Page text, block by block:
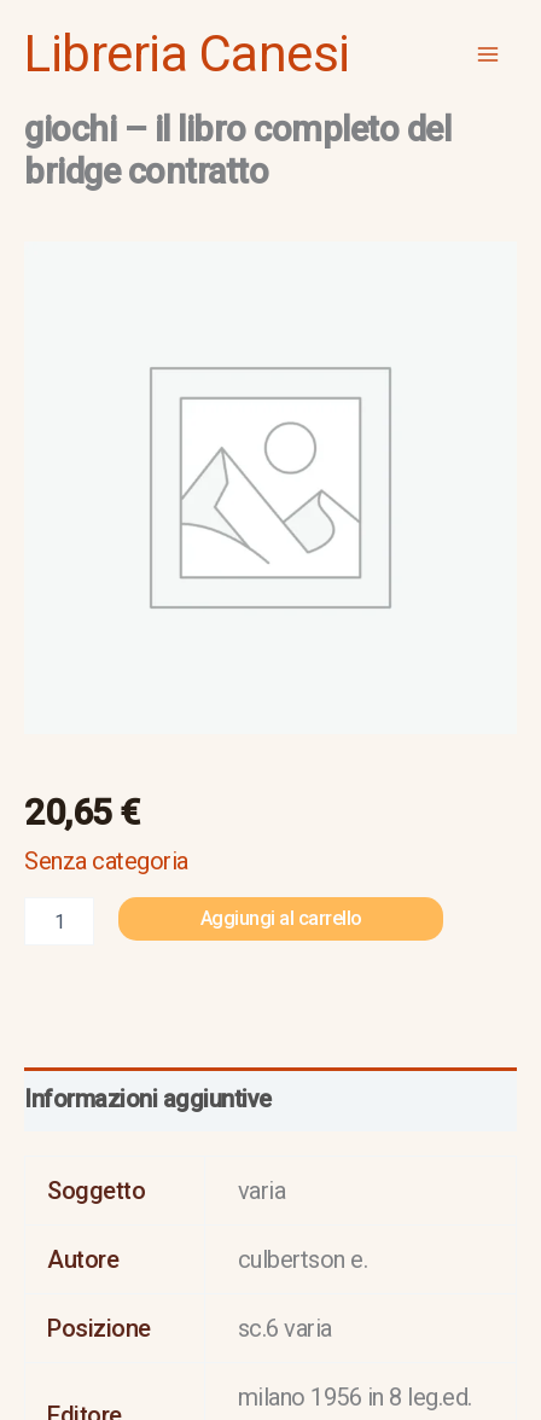
Libreria Canesi
giochi – il libro completo del
bridge contratto
20,65 €
Senza categoria
Aggiungi al carrello
Informazioni aggiuntive
Soggetto varia
Autore culbertson e.
Posizione sc.6 varia
milano 1956 in 8 leg.ed.